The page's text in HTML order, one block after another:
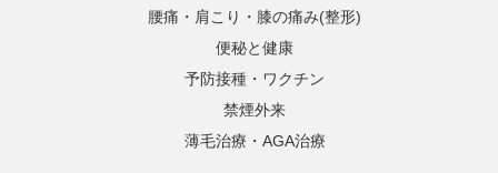
腰痛・肩こり・膝の痛み(整形)
便秘と健康
予防接種・ワクチン
禁煙外来
薄毛治療・AGA治療